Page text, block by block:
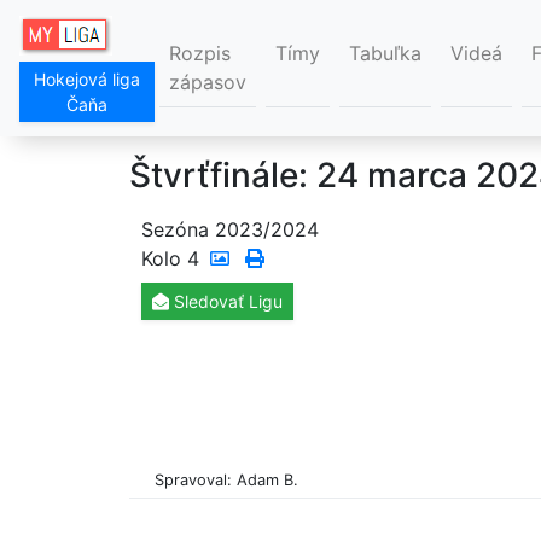
Hokejová liga
Čaňa
Rozpis
zápasov
Tímy Tabuľka Videá
Štvrťfinále: 24 marca
Sezóna 2023/2024
Kolo 4
Sledovať Ligu
Spravoval: Adam B.